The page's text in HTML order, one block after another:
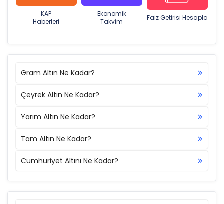
KAP
Haberleri
Ekonomik
Takvim
Faiz Getirisi Hesapla
Gram Altın Ne Kadar?
Çeyrek Altın Ne Kadar?
Yarım Altın Ne Kadar?
Tam Altın Ne Kadar?
Cumhuriyet Altını Ne Kadar?